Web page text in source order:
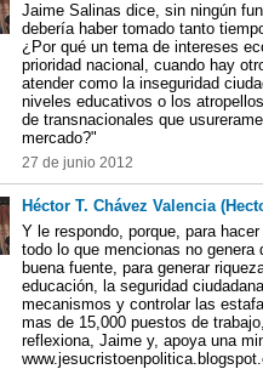
Jaime Salinas dice, sin ningún
debería haber tomado tanto
¿Por qué un tema de intereses
prioridad nacional, cuando hay
atender como la inseguridad
niveles educativos o los
de transnacionales que
mercado?"
27 de junio 2012
Héctor T. Chávez Valencia
Y le respondo, porque, para
todo lo que mencionas no
buena fuente, para generar
educación, la seguridad
mecanismos y controlar las
mas de 15,000 puestos de
reflexiona, Jaime y, apoya una